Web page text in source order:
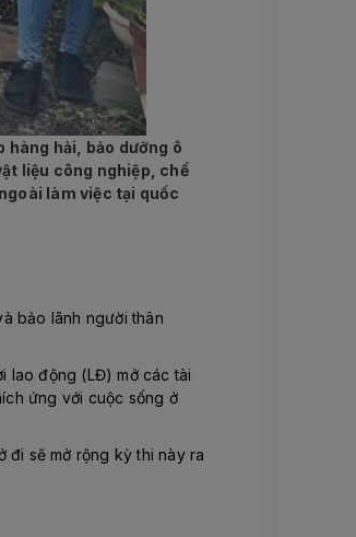
hải, bảo dưỡng ô
liệu công nghiệp, chế
làm việc tại quốc
bảo lãnh người thân
lao động (LĐ) mở các tài
ứng với cuộc sống ở
đi sẽ mở rộng kỳ thi này ra